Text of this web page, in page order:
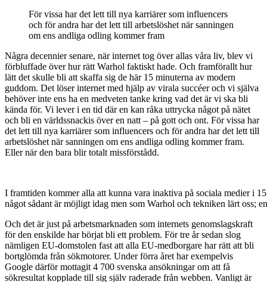
För vissa har det lett till nya karriärer som influencers
och för andra har det lett till arbetslöshet när sanningen
om ens andliga odling kommer fram
Några decennier senare, när internet tog över allas våra liv, blev vi
förbluffade över hur rätt Warhol faktiskt hade. Och framförallt hur
lätt det skulle bli att skaffa sig de här 15 minuterna av modern
guddom. Det löser internet med hjälp av virala succéer och vi själva
behöver inte ens ha en medveten tanke kring vad det är vi ska bli
kända för. Vi lever i en tid där en kan råka uttrycka något på nätet
och bli en världssnackis över en natt – på gott och ont. För vissa har
det lett till nya karriärer som influencers och för andra har det lett till
arbetslöshet när sanningen om ens andliga odling kommer fram.
Eller när den bara blir totalt missförstådd.
I framtiden kommer alla att kunna vara inaktiva på sociala medier i
något sådant är möjligt idag men som Warhol och tekniken lärt
Och det är just på arbetsmarknaden som internets genomslagskraft
för den enskilde har börjat bli ett problem. För tre år sedan slog
nämligen EU-domstolen fast att alla EU-medborgare har rätt att bli
bortglömda från sökmotorer. Under förra året har exempelvis
Google därför mottagit 4 700 svenska ansökningar om att få
sökresultat kopplade till sig själv raderade från webben. Vanligt är